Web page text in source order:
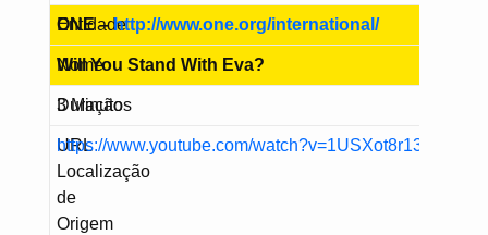
Entidade
ONE –http://www.one.org/international/
Nome
Will You Stand With Eva?
Duração
3 Minutos
URL
Localização
de
Origem
https://www.youtube.com/watch?v=1USXot8r13A